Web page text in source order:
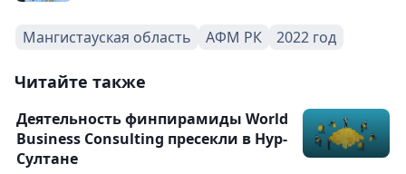
Мангистауская область АФМ РК 2022 год
Читайте также
Деятельность финпирамиды World
Business Consulting пресекли в Нур-
Султане